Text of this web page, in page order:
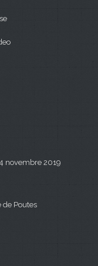
novembre 2019
Poutes